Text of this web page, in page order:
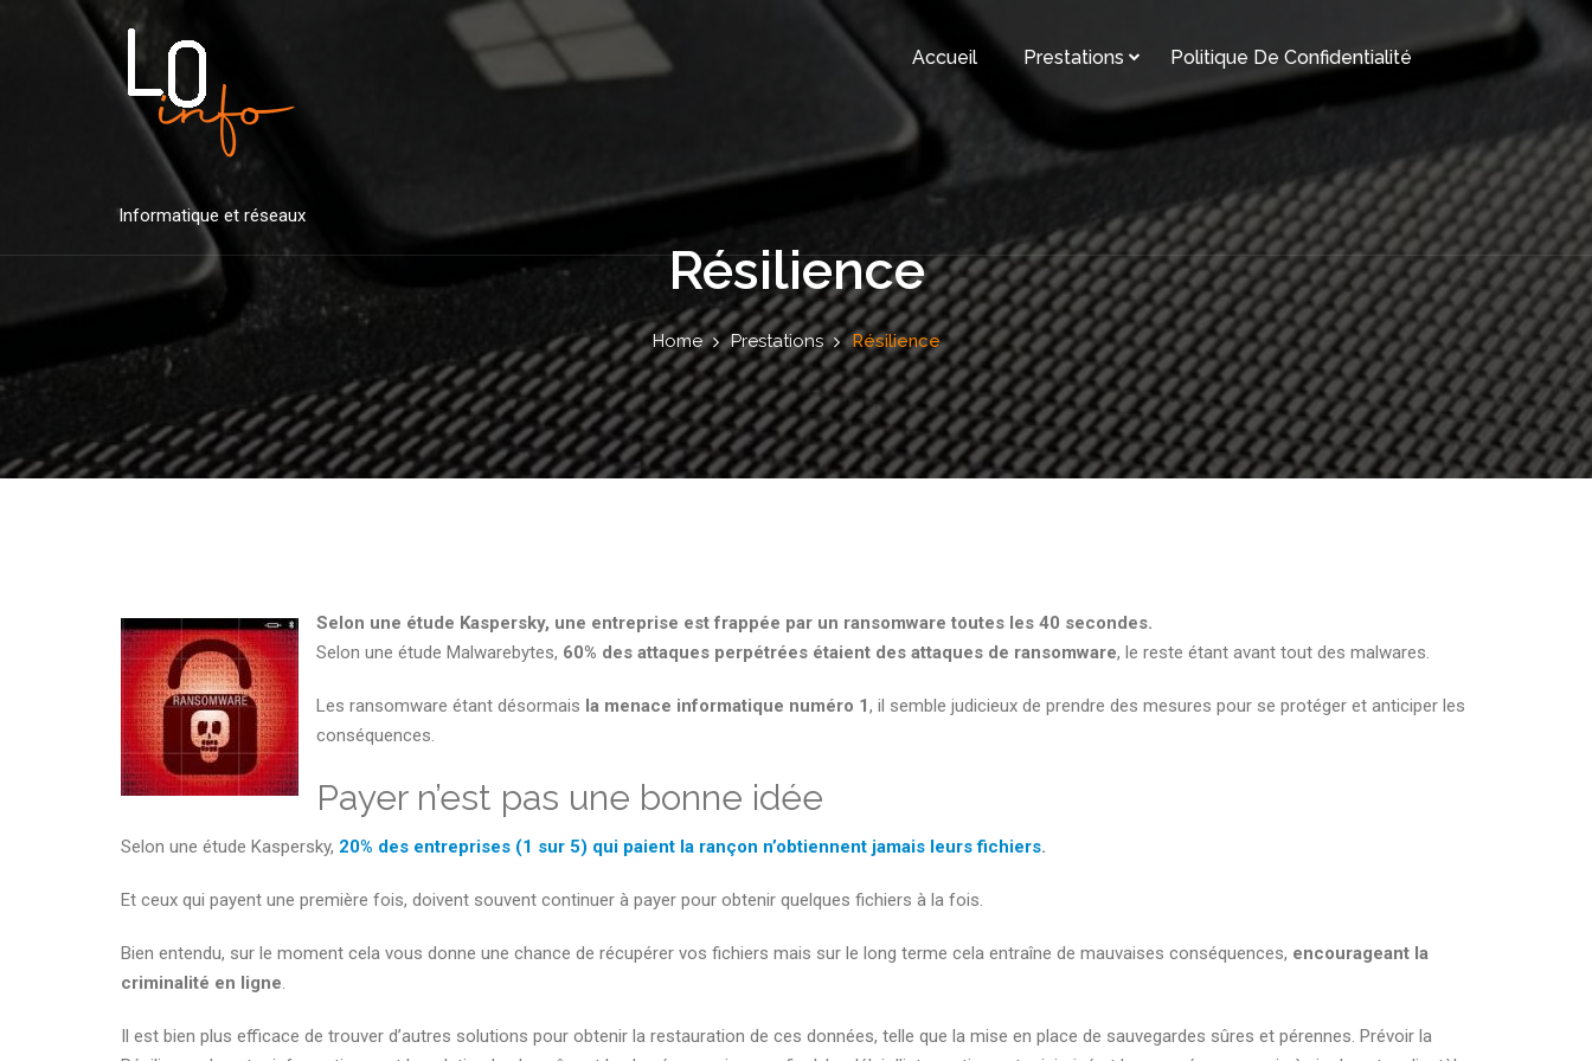
Informatique et réseaux
Accueil Prestations Politique De Confidentialité
Résilience
Home Prestations Résilience
Selon une étude Kaspersky, une entreprise est frappée par un ransomware toutes les 40 secondes.
Selon une étude Malwarebytes, 60% des attaques perpétrées étaient des attaques de ransomware, le reste étant avant tout des malwares.
Les ransomware étant désormais la menace informatique numéro 1, il semble judicieux de prendre des mesures pour se protéger et anticiper les
conséquences.
Payer n’est pas une bonne idée
Selon une étude Kaspersky, 20% des entreprises (1 sur 5) qui paient la rançon n’obtiennent jamais leurs fichiers.
Et ceux qui payent une première fois, doivent souvent continuer à payer pour obtenir quelques fichiers à la fois.
Bien entendu, sur le moment cela vous donne une chance de récupérer vos fichiers mais sur le long terme cela entraîne de mauvaises conséquences, encourageant la
criminalité en ligne.
Il est bien plus efficace de trouver d’autres solutions pour obtenir la restauration de ces données, telle que la mise en place de sauvegardes sûres et pérennes. Prévoir la